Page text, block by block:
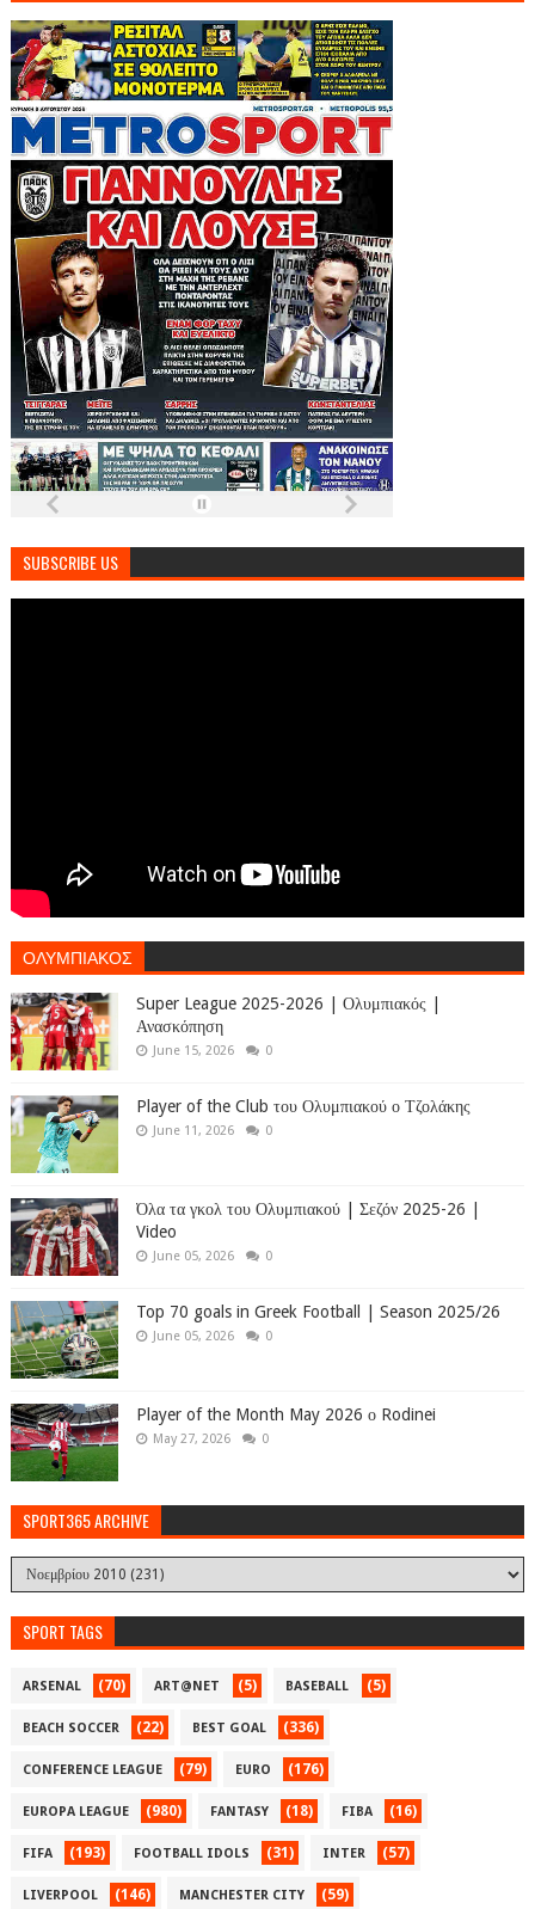
SUBSCRIBE US
ΟΛΥΜΠΙΑΚΟΣ
Super League 2025-2026 | Ολυμπιακός |
Ανασκόπηση
June 15, 2026 0
Player of the Club του Ολυμπιακού ο Τζολάκης
June 11, 2026 0
Όλα τα γκολ του Ολυμπιακού | Σεζόν 2025-26 |
Video
June 05, 2026 0
Top 70 goals in Greek Football | Season 2025/26
June 05, 2026 0
Player of the Month May 2026 ο Rodinei
May 27, 2026 0
SPORT365 ARCHIVE
SPORT TAGS
ARSENAL (70) ART@NET (5) BASEBALL (5)
BEACH SOCCER (22) BEST GOAL (336)
CONFERENCE LEAGUE (79) EURO (176)
EUROPA LEAGUE (980) FANTASY (18) FIBA (16)
FIFA (193) FOOTBALL IDOLS (31) INTER (57)
LIVERPOOL (146) MANCHESTER CITY (59)